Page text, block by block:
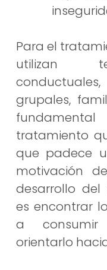
Para el
utilizan
grupales,
tratamiento
que padece
motivación
desarrollo del
es encontrar
a consumir
orientarlo